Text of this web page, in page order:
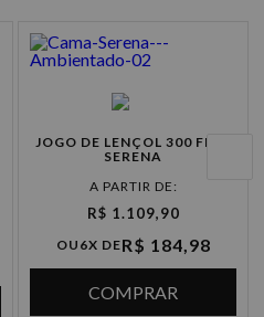
JOGO DE LENÇOL 300 FIOS
SERENA
R$ 1.109,90
OU 6X DER$ 184,98
COMPRAR